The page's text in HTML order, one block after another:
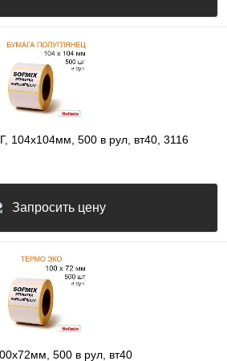
104х104мм, 500 в рул, вт40, 3116
Запросить цену
500 в рул, вт40